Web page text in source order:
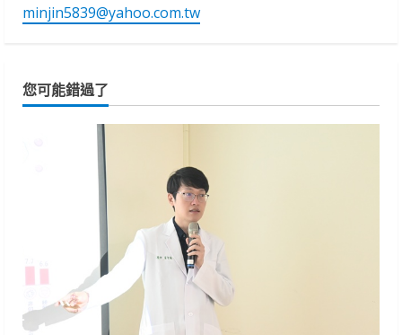
minjin5839@yahoo.com.tw
您可能錯過了